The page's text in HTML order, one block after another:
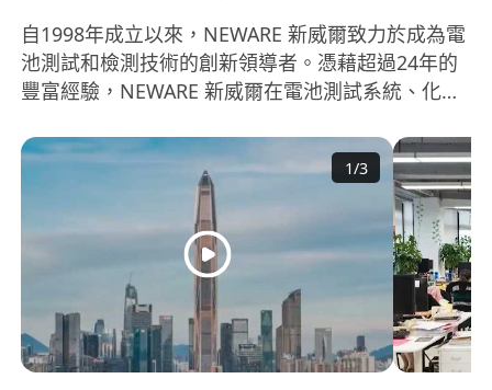
自1998年成立以來，NEWARE 新威爾致力於成為電
池測試和檢測技術的創新領導者。憑藉超過24年的
豐富經驗，NEWARE 新威爾在電池測試系統、化成
領域提供高性能檢測方案，主要應用於3C數碼、筆
記本/平板、通訊設備、消費電子、動力電池、電動
車、電動摩托車、電動自行車、儲能電池、電力儲
能、儲能和用戶儲能和用戶儲能等多個領域。
NEWARE 新威爾自成立之初，就以高功率輸出和高
精度測試設備著稱，現已為全球超過17,000個客戶
提供了可靠且靈活的測試設備，服務涵蓋從電池工
廠到研究機構的廣泛領域。此外，該公司在CT/CTE-
4000系列、CT/CTE-8000系列工況模擬電池檢測系
1/3